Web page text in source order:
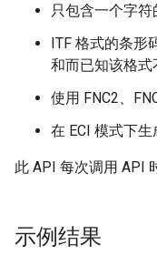
只包含一个字
ITF 格式的条形
和而已知该格式
使用 FNC2、
在 ECI 模式下
此 API 每次调用 API
示例结果